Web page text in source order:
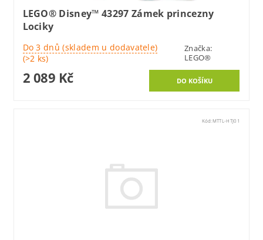
LEGO® Disney™ 43297 Zámek princezny
Lociky
Do 3 dnů (skladem u dodavatele)
(>2 ks)
Značka:
LEGO®
2 089 Kč
Kód: MTTL-HTJ01